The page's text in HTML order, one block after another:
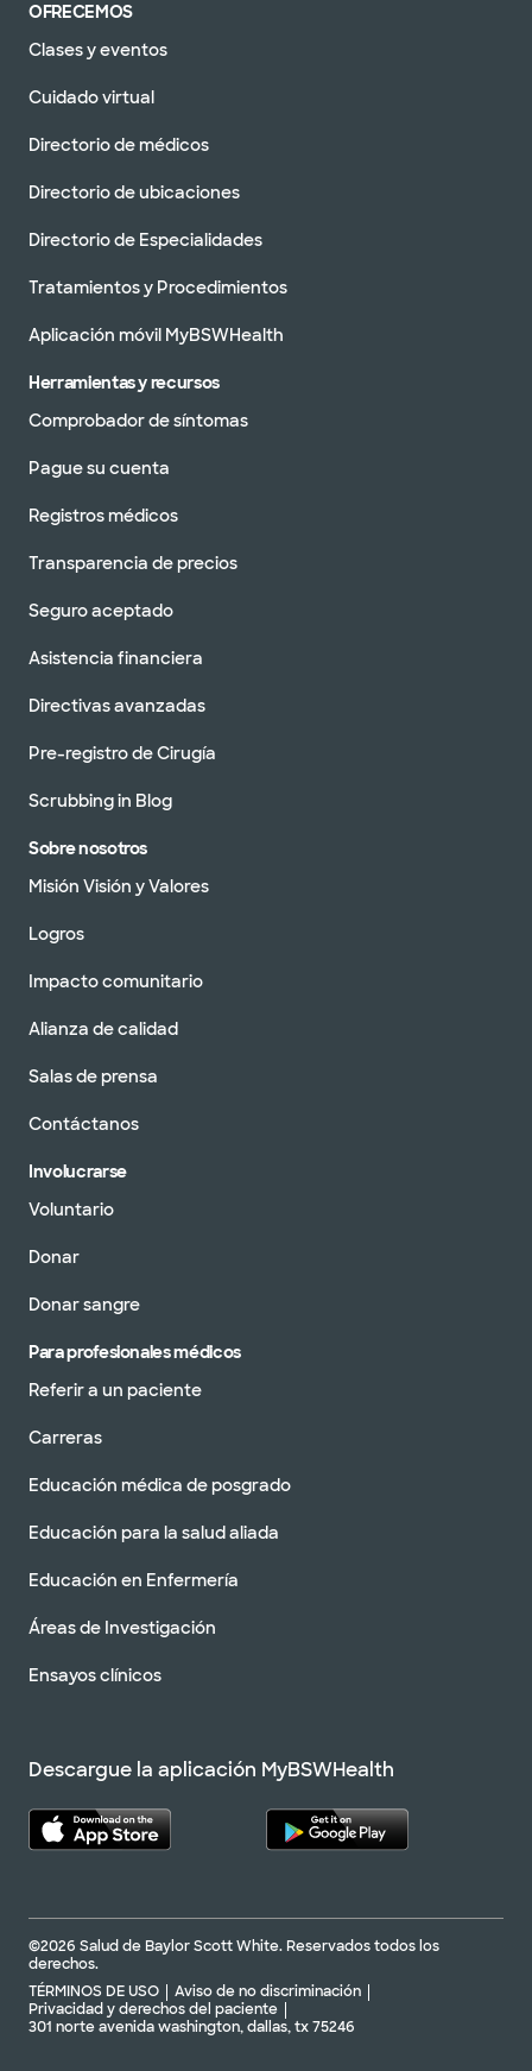
OFRECEMOS
Clases y eventos
Cuidado virtual
Directorio de médicos
Directorio de ubicaciones
Directorio de Especialidades
Tratamientos y Procedimientos
Aplicación móvil MyBSWHealth
Herramientas y recursos
Comprobador de síntomas
Pague su cuenta
Registros médicos
Transparencia de precios
Seguro aceptado
Asistencia financiera
Directivas avanzadas
Pre-registro de Cirugía
Scrubbing in Blog
Sobre nosotros
Misión Visión y Valores
Logros
Impacto comunitario
Alianza de calidad
Salas de prensa
Contáctanos
Involucrarse
Voluntario
Donar
Donar sangre
Para profesionales médicos
Referir a un paciente
Carreras
Educación médica de posgrado
Educación para la salud aliada
Educación en Enfermería
Áreas de Investigación
Ensayos clínicos
Descargue la aplicación MyBSWHealth
©2026 Salud de Baylor Scott White. Reservados todos los
derechos.
TÉRMINOS DE USO
Aviso de no discriminación
Privacidad y derechos del paciente
301 norte avenida washington, dallas, tx 75246